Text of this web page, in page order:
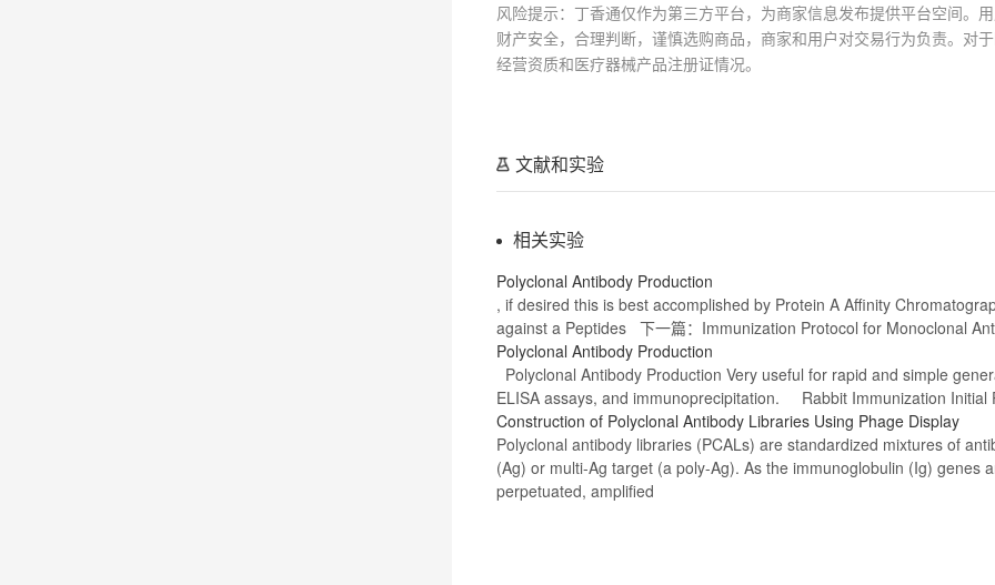
风险提示：丁香通仅作为第三方平台，为商家信息发布提供平台空间。
财产安全，合理判断，谨慎选购商品，商家和用户对交易行为负责。对
经营资质和医疗器械产品注册证情况。
文献和实验
相关实验
Polyclonal Antibody Production
, if desired this is best accomplished by Protein A Affinity
against a Peptides 下一篇：Immunization Protocol for Monoclonal
Polyclonal Antibody Production
Polyclonal Antibody Production Very useful for rapid and simple
ELISA assays, and immunoprecipitation. Rabbit Immunization Initial
Construction of Polyclonal Antibody Libraries Using Phage Display
Polyclonal antibody libraries (PCALs) are standardized mixtures of
(Ag) or multi-Ag target (a poly-Ag). As the immunoglobulin (Ig) genes
perpetuated, amplified